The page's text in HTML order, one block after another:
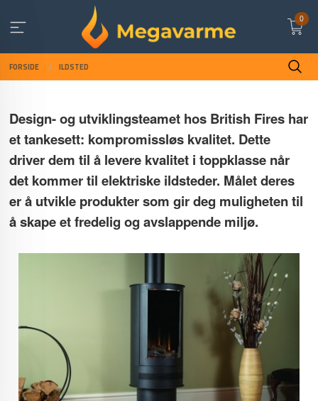
innholdet
0
FORSIDE ILDSTED
Design- og utviklingsteamet hos British Fires har
et tankesett: kompromissløs kvalitet. Dette
driver dem til å levere kvalitet i toppklasse når
det kommer til elektriske ildsteder. Målet deres
er å utvikle produkter som gir deg muligheten til
å skape et fredelig og avslappende miljø.